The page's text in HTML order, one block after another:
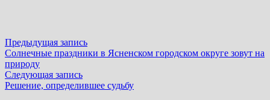
Навигация
по
записям
Предыдущая записьПредыдущая
запись:
Солнечные праздники в Ясненском городском округе зовут на
природу
Следующая записьСледующая
запись:
Решение, определившее судьбу